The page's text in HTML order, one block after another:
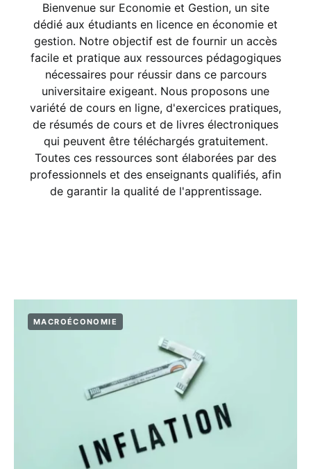
Bienvenue sur Economie et Gestion, un site
dédié aux étudiants en licence en économie et
gestion. Notre objectif est de fournir un accès
facile et pratique aux ressources pédagogiques
nécessaires pour réussir dans ce parcours
universitaire exigeant. Nous proposons une
variété de cours en ligne, d'exercices pratiques,
de résumés de cours et de livres électroniques
qui peuvent être téléchargés gratuitement.
Toutes ces ressources sont élaborées par des
professionnels et des enseignants qualifiés, afin
de garantir la qualité de l'apprentissage.
MACROÉCONOMIE